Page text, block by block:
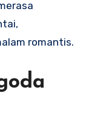
romantis.